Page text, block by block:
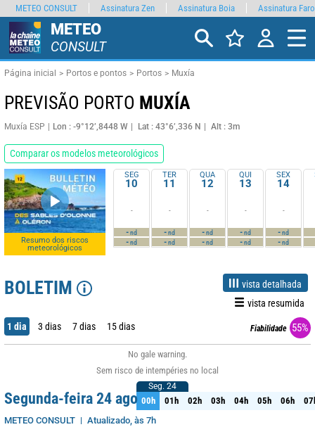
METEO
CONSULT
Página inicial Portos e pontos Portos Muxía
PREVISÃO PORTO MUXÍA
Muxía ESP Lon : -9°12’,8448 W Lat : 43°6’,336 N Alt : 3m
Comparar os modelos meteorológicos
Resumo dos riscos
meteorológicos
SEG
10
-
-nd
-nd
TER
11
-
-nd
-nd
QUA
12
-
-nd
-nd
QUI
13
-
-nd
-nd
SEX
14
-
-nd
-nd
BOLETIM
vista detalhada
vista resumida
1 dia 3 dias 7 dias 15 dias Fiabilidade 55%
No gale warning.
Sem risco de intempéries no local
Segunda-feira 24 ago
METEO CONSULT Atualizado, às 7h
Seg. 24
00h 01h 02h 03h 04h 05h 06h
Seg. 24
00h 01h 02h 03h 04h 05h 06h
METEO CONSULT Assinatura Zen Assinatura Boia Assinatura